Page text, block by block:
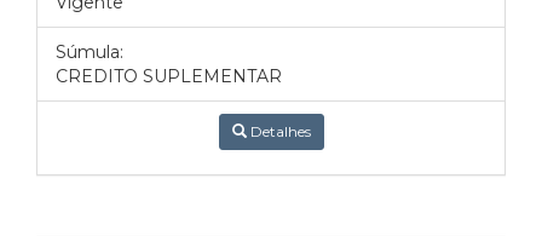
Súmula:
CREDITO SUPLEMENTAR
Detalhes